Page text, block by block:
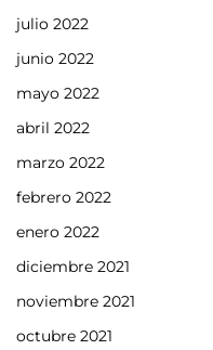
julio 2022
junio 2022
mayo 2022
abril 2022
marzo 2022
febrero 2022
enero 2022
diciembre 2021
noviembre 2021
octubre 2021